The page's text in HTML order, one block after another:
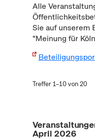
Alle
Sie auf unserem
"Meinung für
Treffer 1–10 von 20
April 2026